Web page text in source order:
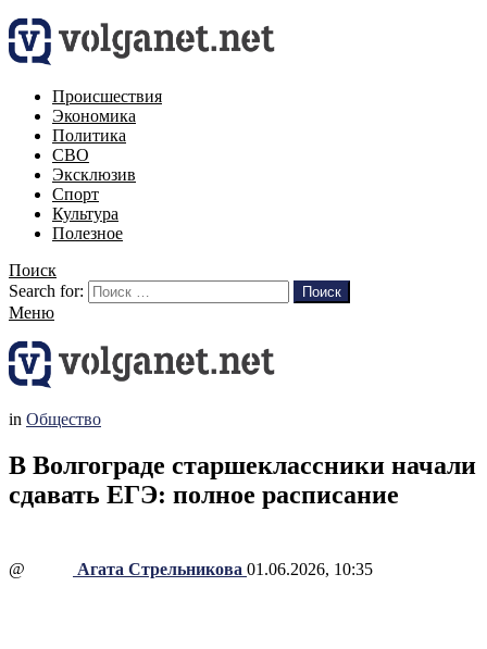
Происшествия
Экономика
Политика
СВО
Эксклюзив
Спорт
Культура
Полезное
Поиск
Search for:
Поиск
Меню
in Общество
В Волгограде старшеклассники начали
сдавать ЕГЭ: полное расписание
@ Агата Стрельникова 01.06.2026, 10:35